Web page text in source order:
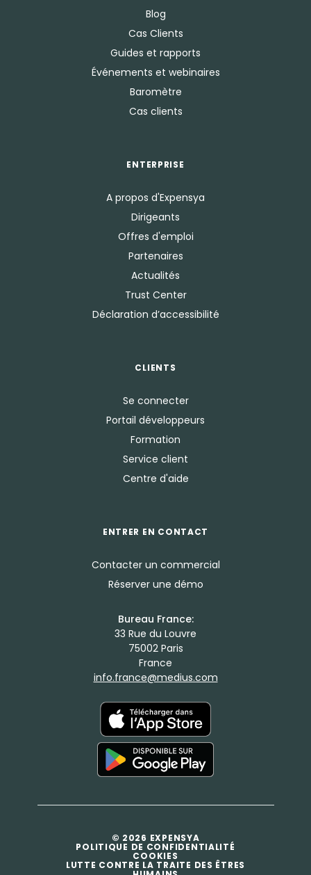
Blog
Cas Clients
Guides et rapports
Événements et webinaires
Baromètre
Cas clients
ENTERPRISE
A propos d'Expensya
Dirigeants
Offres d'emploi
Partenaires
Actualités
Trust Center
Déclaration d’accessibilité
CLIENTS
Se connecter
Portail développeurs
Formation
Service client
Centre d'aide
ENTRER EN CONTACT
Contacter un commercial
Réserver une démo
Bureau France:
33 Rue du Louvre
75002 Paris
France
info.france@medius.com
© 2026 EXPENSYA
POLITIQUE DE CONFIDENTIALITÉ
COOKIES
LUTTE CONTRE LA TRAITE DES ÊTRES